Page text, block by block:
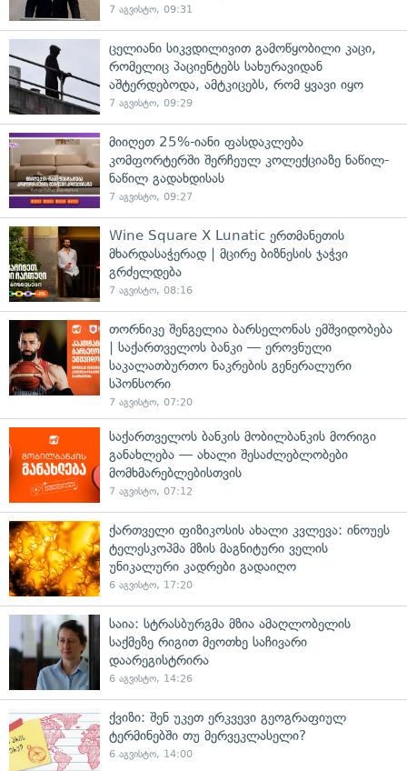
7 აგვისტო, 09:31
ცელიანი სიკვდილივით გამოწყობილი კაცი,
რომელიც პაციენტებს სახურავიდან
აშტერდებოდა, ამტკიცებს, რომ ყვავი იყო
7 აგვისტო, 09:29
მიიღეთ 25%-იანი ფასდაკლება
კომფორტერში შერჩეულ კოლექციაზე ნაწილ-
ნაწილ გადახდისას
7 აგვისტო, 09:27
Wine Square X Lunatic ერთმანეთის
მხარდასაჭერად | მცირე ბიზნესის ჯაჭვი
გრძელდება
7 აგვისტო, 08:16
თორნიკე შენგელია ბარსელონას ემშვიდობება
| საქართველოს ბანკი — ეროვნული
საკალათბურთო ნაკრების გენერალური
სპონსორი
7 აგვისტო, 07:20
საქართველოს ბანკის მობილბანკის მორიგი
განახლება — ახალი შესაძლებლობები
მომხმარებლებისთვის
7 აგვისტო, 07:12
ქართველი ფიზიკოსის ახალი კვლევა: ინოუეს
ტელესკოპმა მზის მაგნიტური ველის
უნიკალური კადრები გადაიღო
6 აგვისტო, 17:20
საია: სტრასბურგმა მზია ამაღლობელის
საქმეზე რიგით მეოთხე საჩივარი
დაარეგისტრირა
6 აგვისტო, 14:26
ქვიზი: შენ უკეთ ერკვევი გეოგრაფიულ
ტერმინებში თუ მერვეკლასელი?
6 აგვისტო, 14:00